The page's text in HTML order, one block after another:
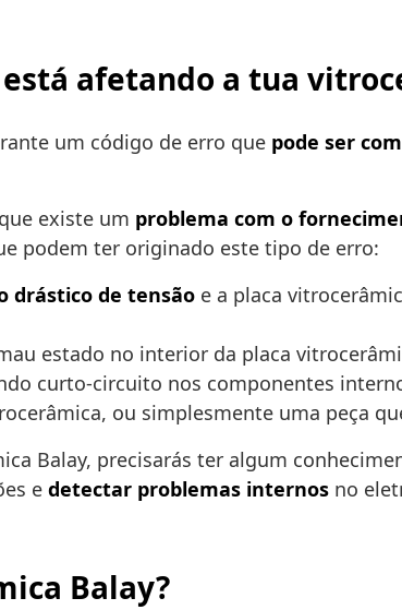
afetando a tua
um código de erro que pode ser
existe um problema com o
podem ter originado este tipo de erro:
drástico de tensão e a placa
estado no interior da placa
curto-circuito nos componentes
ou simplesmente uma peça
Balay, precisarás ter algum
e detectar problemas internos no
Balay?